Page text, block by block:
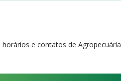
e contatos de Agropecuária